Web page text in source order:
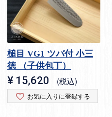
槌目 VG1 ツバ付 小三
徳 （子供包丁）
¥ 15,620 税込
お気に入りに登録する